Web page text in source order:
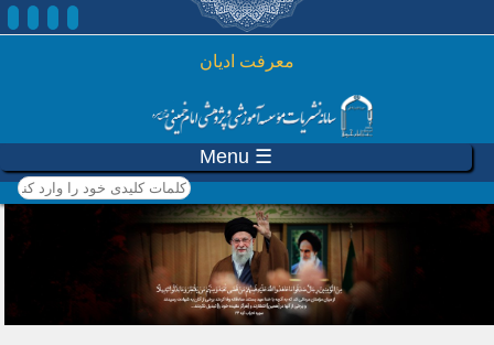
رفتن به محتوای اصلی
معرفت ادیان
☰ Menu
کلمات کلیدی خود را وارد
کنید